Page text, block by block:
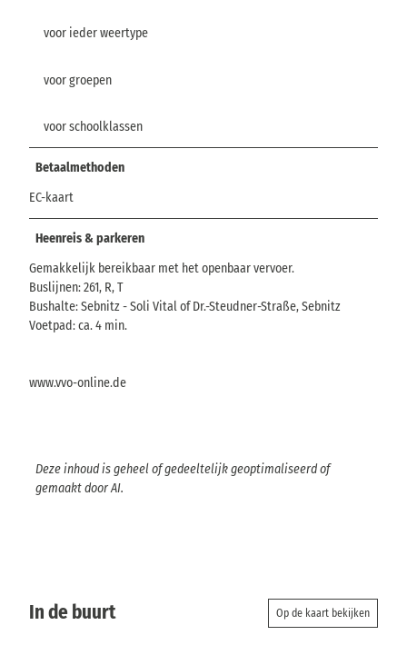
voor ieder weertype
voor groepen
voor schoolklassen
Betaalmethoden
EC-kaart
Heenreis & parkeren
Gemakkelijk bereikbaar met het openbaar vervoer.
Buslijnen: 261, R, T
Bushalte: Sebnitz - Soli Vital of Dr.-Steudner-Straße, Sebnitz
Voetpad: ca. 4 min.
www.vvo-online.de
Deze inhoud is geheel of gedeeltelijk geoptimaliseerd of
gemaakt door AI.
In de buurt Op de kaart bekijken